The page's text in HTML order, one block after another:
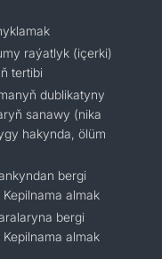
raýatlyk (içerki)
tertibi
dublikatyny
sanawy (nika
hakynda, ölüm
bergi
almak
bergi
almak